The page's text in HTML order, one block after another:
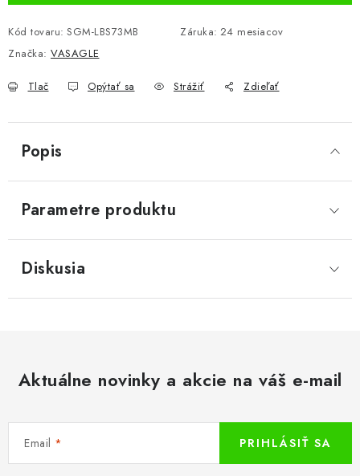
Kód tovaru: SGM-LBS73MB Záruka: 24 mesiacov
Značka: VASAGLE
Tlač Opýtať sa Strážiť Zdieľať
Popis
Parametre produktu
Diskusia
Aktuálne novinky a akcie na váš e-mail
Email PRIHLÁSIŤ SA